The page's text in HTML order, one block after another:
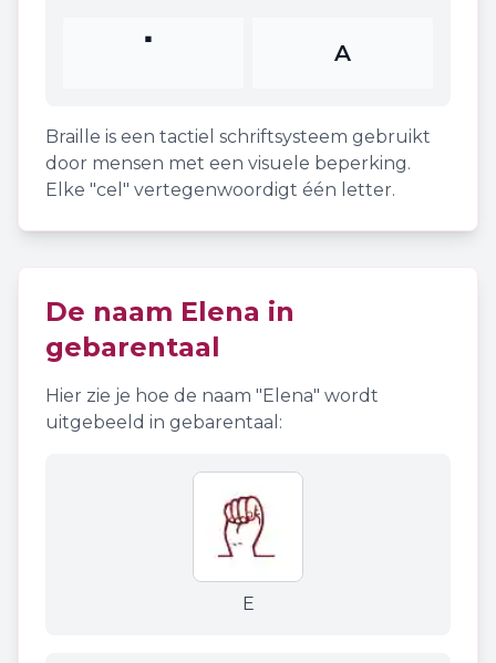
⠁ A
Braille is een tactiel schriftsysteem gebruikt
door mensen met een visuele beperking.
Elke "cel" vertegenwoordigt één letter.
De naam Elena in
gebarentaal
Hier zie je hoe de naam "Elena" wordt
uitgebeeld in gebarentaal:
E